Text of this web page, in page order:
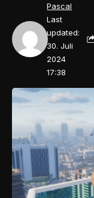
Last
updated:
30. Juli
2024
17:38
Pascal